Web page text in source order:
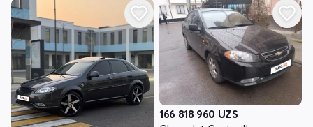
166 818 960 UZS